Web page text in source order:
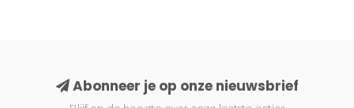
Abonneer je op onze nieuwsbrief